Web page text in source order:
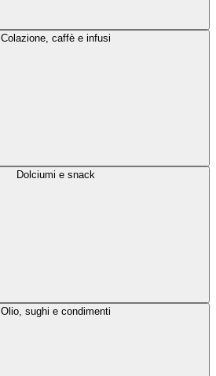
Colazione, caffè e infusi
Dolciumi e snack
Olio, sughi e condimenti